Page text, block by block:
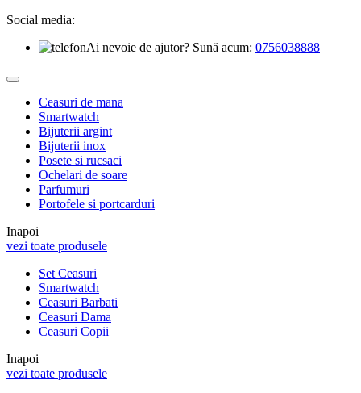
Social media:
Ai nevoie de ajutor? Sună acum: 0756038888
Ceasuri de mana
Smartwatch
Bijuterii argint
Bijuterii inox
Posete si rucsaci
Ochelari de soare
Parfumuri
Portofele si portcarduri
Inapoi
vezi toate produsele
Set Ceasuri
Smartwatch
Ceasuri Barbati
Ceasuri Dama
Ceasuri Copii
Inapoi
vezi toate produsele